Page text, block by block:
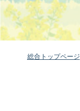
総合トップページ